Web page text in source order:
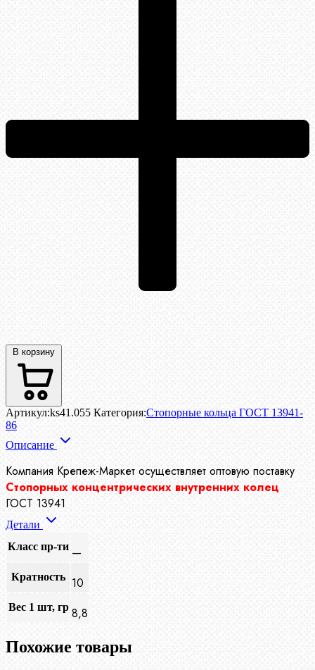
В корзину
Артикул:ks41.055 Категория:Стопорные кольца ГОСТ 13941-
86
Описание
Компания Крепеж-Маркет осуществляет оптовую поставку
Стопорных концентрических внутренних колец
ГОСТ 13941
Детали
Класс пр-ти —
Кратность 10
Вес 1 шт, гр 8,8
Похожие товары